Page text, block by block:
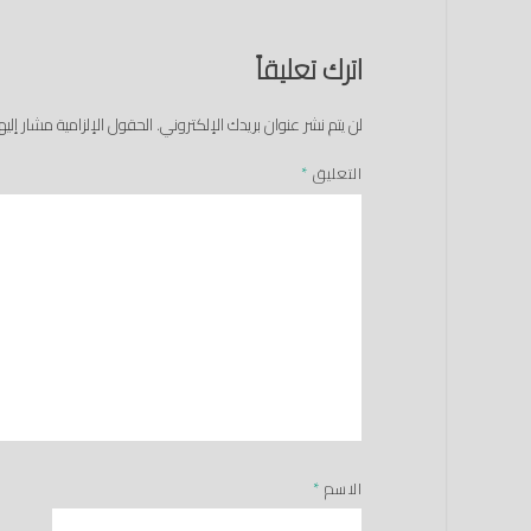
اترك تعليقاً
لن يتم نشر عنوان بريدك الإلكتروني.الحقول الإلزامية مشار
التعليق *
الاسم *